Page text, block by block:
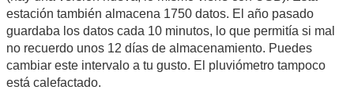
estación también almacena 1750 datos. El año pasado
guardaba los datos cada 10 minutos, lo que permitía si mal
no recuerdo unos 12 días de almacenamiento. Puedes
cambiar este intervalo a tu gusto. El pluviómetro tampoco
está calefactado.